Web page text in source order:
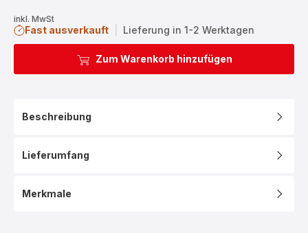
inkl. MwSt
Fast ausverkauft Lieferung in 1-2 Werktagen
Zum Warenkorb hinzufügen
Beschreibung
Lieferumfang
Merkmale